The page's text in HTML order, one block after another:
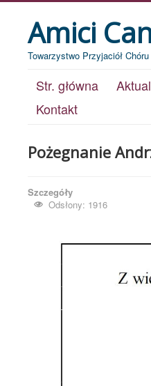
Amici
Towarzystwo Przyjaciół
Str. główna
Kontakt
Pożegnanie
Szczegóły
Odsłony: 1916